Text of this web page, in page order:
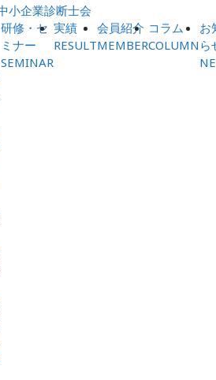
研修・セ
ミナー
SEMINAR
実績
RESULT
会員紹介
MEMBER
コラム
COLUMN
お
ら